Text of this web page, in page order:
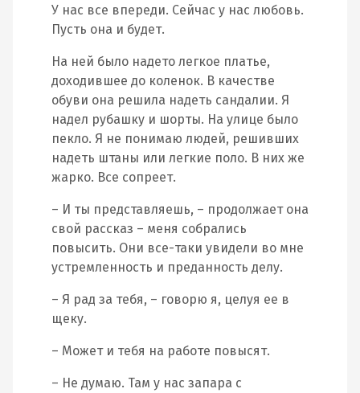
У нас все впереди. Сейчас у нас любовь.
Пусть она и будет.
На ней было надето легкое платье,
доходившее до коленок. В качестве
обуви она решила надеть сандалии. Я
надел рубашку и шорты. На улице было
пекло. Я не понимаю людей, решивших
надеть штаны или легкие поло. В них же
жарко. Все сопреет.
– И ты представляешь, – продолжает она
свой рассказ – меня собрались
повысить. Они все-таки увидели во мне
устремленность и преданность делу.
– Я рад за тебя, – говорю я, целуя ее в
щеку.
– Может и тебя на работе повысят.
– Не думаю. Там у нас запара с